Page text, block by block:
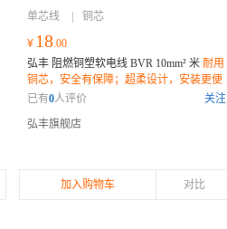
单芯线 铜芯
¥ 18.00
弘丰 阻燃铜塑软电线 BVR 10mm² 米 耐用
铜芯，安全有保障；超柔设计，安装更便
捷；环保材质
已有0人评价
关注
弘丰旗舰店
加入购物车 对比